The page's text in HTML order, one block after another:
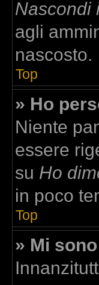
Nascondi
agli
nascosto.
Top
» Ho
Niente
essere
su Ho
in poco
Top
» Mi